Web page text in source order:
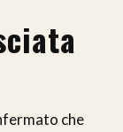
che